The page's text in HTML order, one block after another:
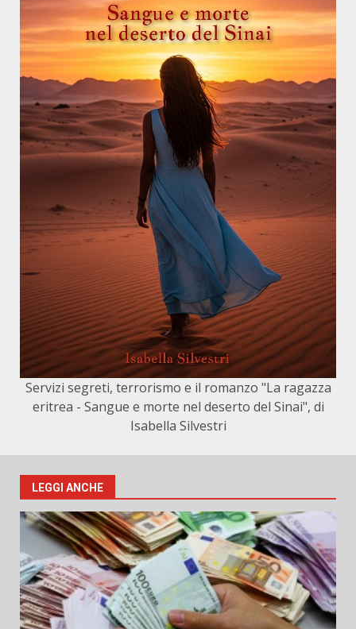
Servizi segreti, terrorismo e il romanzo "La ragazza
eritrea - Sangue e morte nel deserto del Sinai", di
Isabella Silvestri
LEGGI ANCHE